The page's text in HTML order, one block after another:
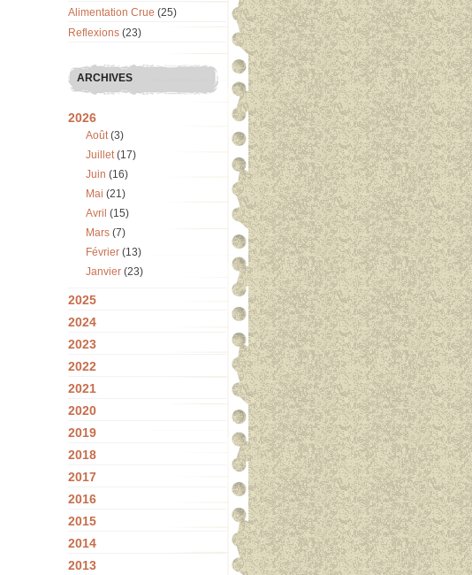
Alimentation Crue (25)
Reflexions (23)
ARCHIVES
2026
Août(3)
Juillet(17)
Juin (16)
Mai (21)
Avril (15)
Mars (7)
Février (13)
Janvier (23)
2025
2024
2023
2022
2021
2020
2019
2018
2017
2016
2015
2014
2013